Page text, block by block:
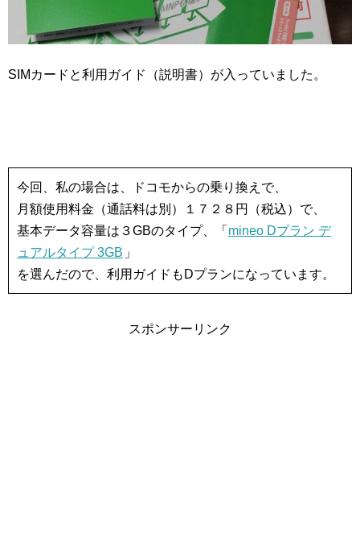
SIMカードと利用ガイド（説明書）が入っていました。
今回、私の場合は、ドコモからの乗り換えで、
月額使用料金（通話料は別）１７２８円（税込）で、
基本データ容量は３GBのタイプ、「 mineo Dプラン デ
ュアルタイプ 3GB 」
を選んだので、利用ガイドもDプランになっています。
スポンサーリンク